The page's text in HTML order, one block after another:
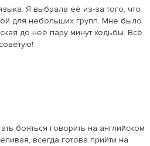
Я выбрала её из-за того, что
для небольших групп. Мне было
до неё пару минут ходьбы. Всё
бояться говорить на английском
всегда готова прийти на